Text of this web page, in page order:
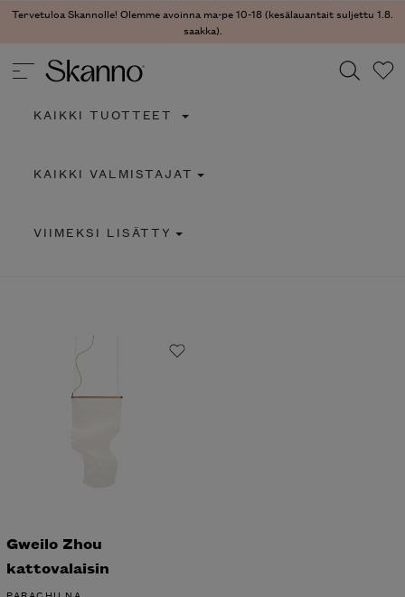
Tervetuloa Skannolle! Olemme avoinna ma-pe 10-18 (kesälauantait suljettu 1.8.
saakka).
Type 2 or more characters for results.
KAIKKI TUOTTEET
KAIKKI VALMISTAJAT
VIIMEKSI LISÄTTY
Gweilo Zhou
kattovalaisin